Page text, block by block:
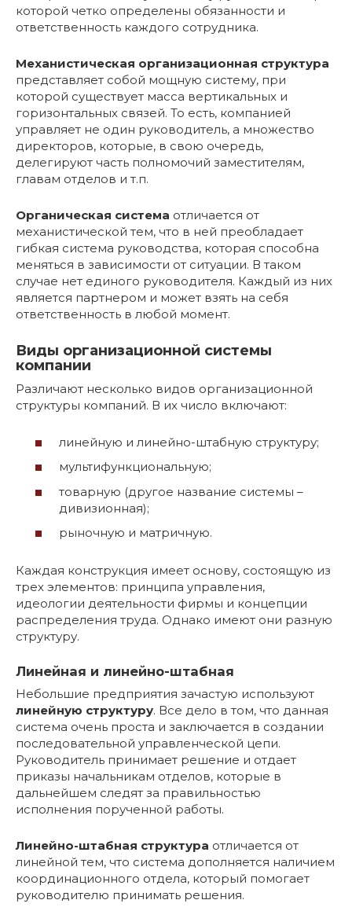
которой четко определены обязанности и
ответственность каждого сотрудника.
Механистическая организационная структура
представляет собой мощную систему, при
которой существует масса вертикальных и
горизонтальных связей. То есть, компанией
управляет не один руководитель, а множество
директоров, которые, в свою очередь,
делегируют часть полномочий заместителям,
главам отделов и т.п.
Органическая система отличается от
механистической тем, что в ней преобладает
гибкая система руководства, которая способна
меняться в зависимости от ситуации. В таком
случае нет единого руководителя. Каждый из них
является партнером и может взять на себя
ответственность в любой момент.
Виды организационной системы
компании
Различают несколько видов организационной
структуры компаний. В их число включают:
линейную и линейно-штабную структуру;
мультифункциональную;
товарную (другое название системы –
дивизионная);
рыночную и матричную.
Каждая конструкция имеет основу, состоящую из
трех элементов: принципа управления,
идеологии деятельности фирмы и концепции
распределения труда. Однако имеют они разную
структуру.
Линейная и линейно-штабная
Небольшие предприятия зачастую используют
линейную структуру. Все дело в том, что данная
система очень проста и заключается в создании
последовательной управленческой цепи.
Руководитель принимает решение и отдает
приказы начальникам отделов, которые в
дальнейшем следят за правильностью
исполнения порученной работы.
Линейно-штабная структура отличается от
линейной тем, что система дополняется наличием
координационного отдела, который помогает
руководителю принимать решения.